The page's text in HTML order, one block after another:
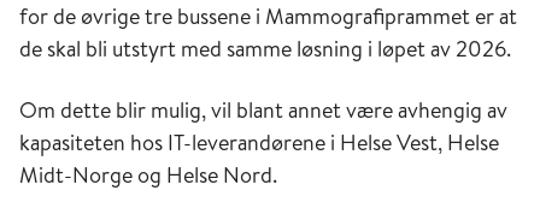
for de øvrige tre bussene i Mammografiprammet er at
de skal bli utstyrt med samme løsning i løpet av 2026.
Om dette blir mulig, vil blant annet være avhengig av
kapasiteten hos IT-leverandørene i Helse Vest, Helse
Midt-Norge og Helse Nord.